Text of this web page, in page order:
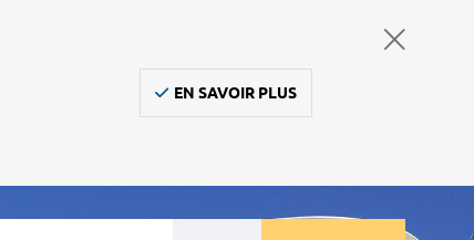
EN SAVOIR PLUS